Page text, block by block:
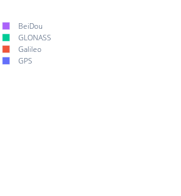
BeiDou
GLONASS
Galileo
GPS